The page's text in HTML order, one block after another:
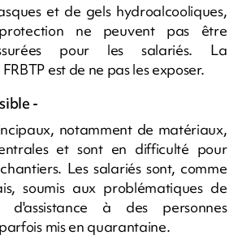
et de gels hydroalcooliques,
ne peuvent pas être
pour les salariés. La
est de ne pas les exposer.
-
notamment de matériaux,
et sont en difficulté pour
Les salariés sont, comme
soumis aux problématiques de
d'assistance à des personnes
mis en quarantaine.